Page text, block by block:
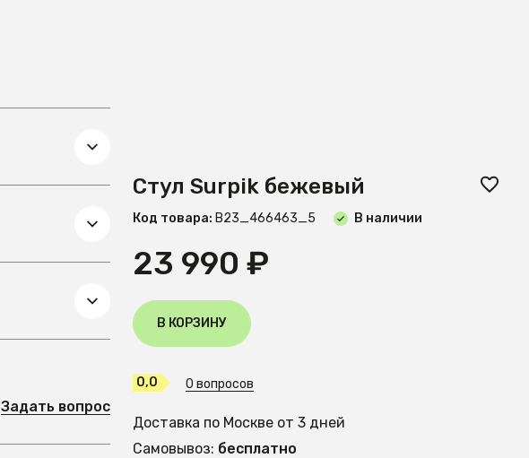
Задать вопрос
Стул Surpik бежевый
Код товара: B23_466463_5 В наличии
23 990 ₽
В КОРЗИНУ
0,0 0 вопросов
Доставка по Москве от 3 дней
Самовывоз: бесплатно